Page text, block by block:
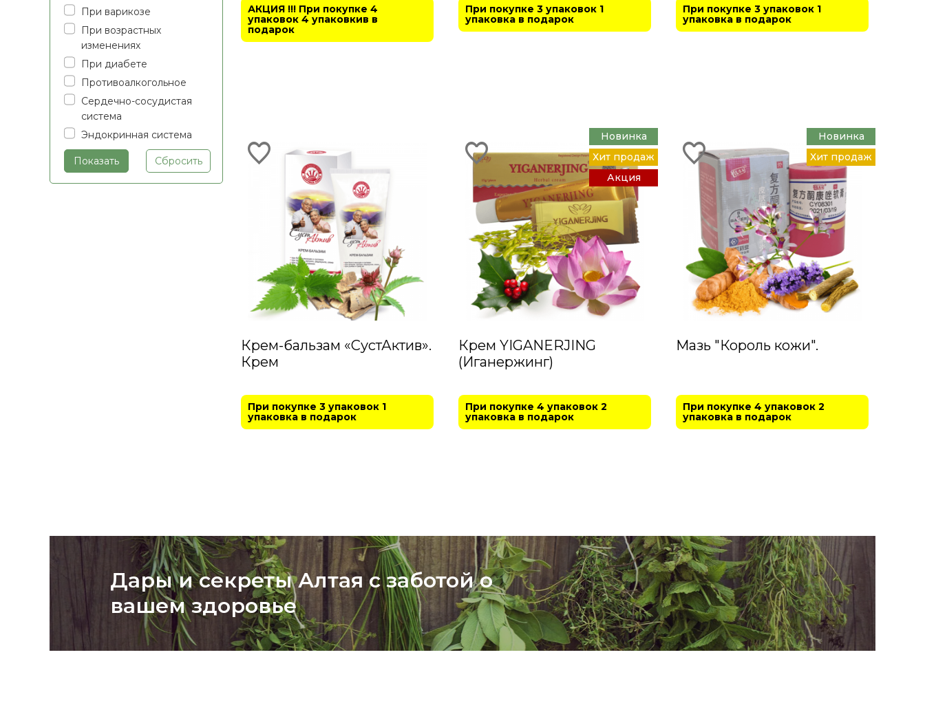
При варикозе
При возрастных
изменениях
При диабете
Противоалкогольное
Сердечно-сосудистая
система
Эндокринная система
АКЦИЯ !!! При покупке 4
упаковок 4 упаковкив в
подарок
При покупке 3 упаковок 1
упаковка в подарок
При покупке 3 упаковок 1
упаковка в подарок
Крем-бальзам «СустАктив».
Крем
При покупке 3 упаковок 1
упаковка в подарок
Новинка
Хит продаж
Акция
Крем YIGANERJING
(Иганержинг)
При покупке 4 упаковок 2
упаковка в подарок
Новинка
Хит продаж
Мазь "Король кожи".
При покупке 4 упаковок 2
упаковка в подарок
Дары и секреты Алтая с заботой о
вашем здоровье